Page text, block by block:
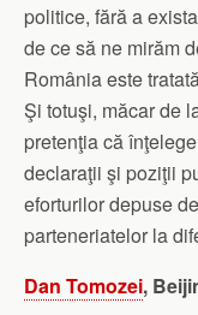
politice, fără a
de ce să ne mirăm
România este
Şi totuşi, măcar de
pretenţia că
declaraţii şi poziţii
eforturilor depuse
parteneriatelor la
Dan Tomozei,